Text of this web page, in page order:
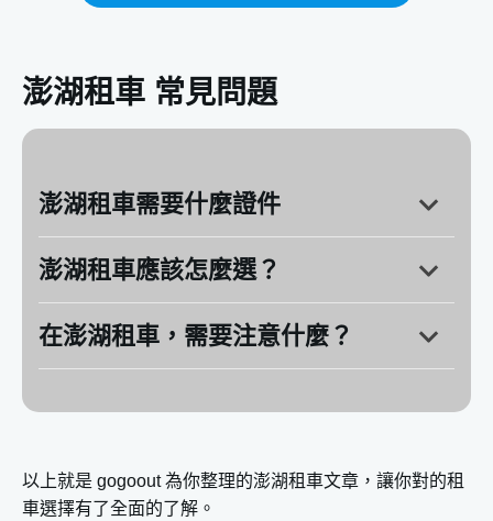
澎湖租車 常見問題
澎湖租車需要什麼證件
澎湖租車應該怎麼選？
在澎湖租車，需要注意什麼？
以上就是 gogoout 為你整理的澎湖租車文章，讓你對的租
車選擇有了全面的了解。